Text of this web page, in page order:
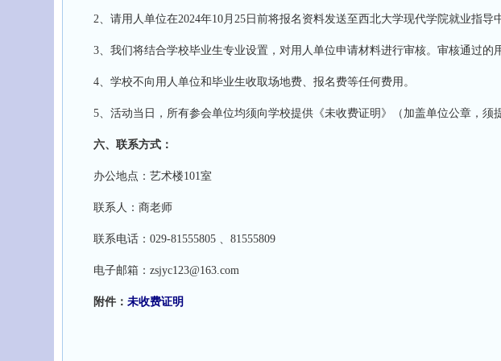
2、请用人单位在2024年10月25日前将报名资料发送至西北大学现代学院就业指导中
3、我们将结合学校毕业生专业设置，对用人单位申请材料进行审核。审核通过的
4、学校不向用人单位和毕业生收取场地费、报名费等任何费用。
5、活动当日，所有参会单位均须向学校提供《未收费证明》（加盖单位公章，须提
六、联系方式：
办公地点：艺术楼101室
联系人：商老师
联系电话：029-81555805 、81555809
电子邮箱：zsjyc123@163.com
附件： 未收费证明